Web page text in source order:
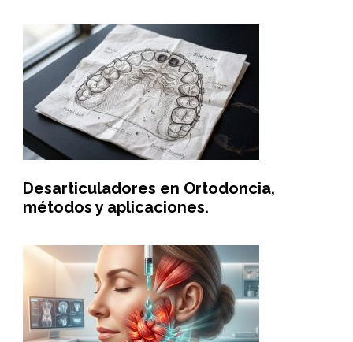
Desarticuladores en Ortodoncia,
métodos y aplicaciones.